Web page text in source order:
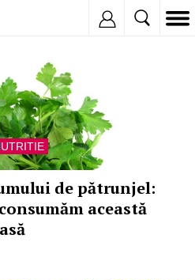
de pătrunjel:
această